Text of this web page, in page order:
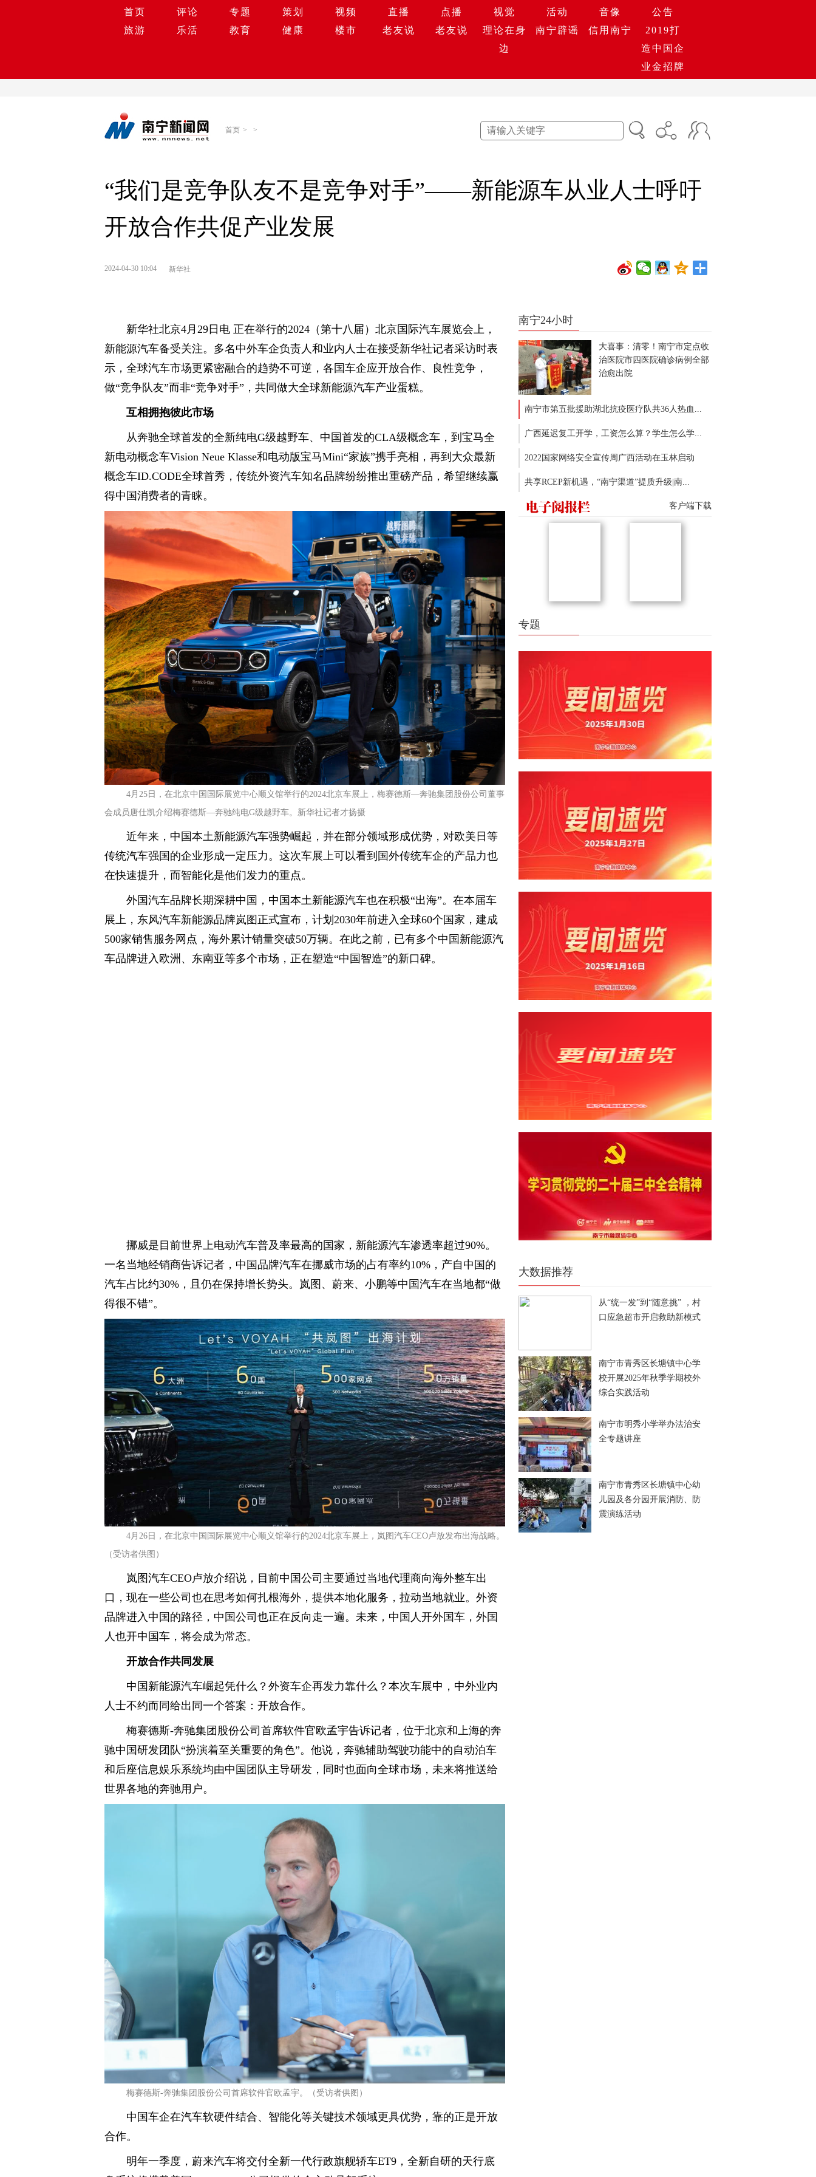
首页 评论 专题 策划 视频 直播 点播 视觉 活动 音像
公告
旅游
乐活 教育 健康 楼市 老友说 老友说
理论在身
边
南宁辟谣 信用南宁
2019打
造中国企
业金招牌
首页 > >
“我们是竞争队友不是竞争对手”——新能源车从业人士呼吁
开放合作共促产业发展
2024-04-30 10:04 新华社
新华社北京4月29日电 正在举行的2024（第十八届）北京国际汽车展览会上，
新能源汽车备受关注。多名中外车企负责人和业内人士在接受新华社记者采访时表
示，全球汽车市场更紧密融合的趋势不可逆，各国车企应开放合作、良性竞争，
做“竞争队友”而非“竞争对手”，共同做大全球新能源汽车产业蛋糕。
互相拥抱彼此市场
从奔驰全球首发的全新纯电G级越野车、中国首发的CLA级概念车，到宝马全
新电动概念车Vision Neue Klasse和电动版宝马Mini“家族”携手亮相，再到大众最新
概念车ID.CODE全球首秀，传统外资汽车知名品牌纷纷推出重磅产品，希望继续赢
得中国消费者的青睐。
4月25日，在北京中国国际展览中心顺义馆举行的2024北京车展上，梅赛德斯—奔驰集团股份公司董事
会成员唐仕凯介绍梅赛德斯—奔驰纯电G级越野车。新华社记者才扬摄
近年来，中国本土新能源汽车强势崛起，并在部分领域形成优势，对欧美日等
传统汽车强国的企业形成一定压力。这次车展上可以看到国外传统车企的产品力也
在快速提升，而智能化是他们发力的重点。
外国汽车品牌长期深耕中国，中国本土新能源汽车也在积极“出海”。在本届车
展上，东风汽车新能源品牌岚图正式宣布，计划2030年前进入全球60个国家，建成
500家销售服务网点，海外累计销量突破50万辆。在此之前，已有多个中国新能源汽
车品牌进入欧洲、东南亚等多个市场，正在塑造“中国智造”的新口碑。
挪威是目前世界上电动汽车普及率最高的国家，新能源汽车渗透率超过90%。
一名当地经销商告诉记者，中国品牌汽车在挪威市场的占有率约10%，产自中国的
汽车占比约30%，且仍在保持增长势头。岚图、蔚来、小鹏等中国汽车在当地都“做
得很不错”。
4月26日，在北京中国国际展览中心顺义馆举行的2024北京车展上，岚图汽车CEO卢放发布出海战略。
（受访者供图）
岚图汽车CEO卢放介绍说，目前中国公司主要通过当地代理商向海外整车出
口，现在一些公司也在思考如何扎根海外，提供本地化服务，拉动当地就业。外资
品牌进入中国的路径，中国公司也正在反向走一遍。未来，中国人开外国车，外国
人也开中国车，将会成为常态。
开放合作共同发展
中国新能源汽车崛起凭什么？外资车企再发力靠什么？本次车展中，中外业内
人士不约而同给出同一个答案：开放合作。
梅赛德斯-奔驰集团股份公司首席软件官欧孟宇告诉记者，位于北京和上海的奔
驰中国研发团队“扮演着至关重要的角色”。他说，奔驰辅助驾驶功能中的自动泊车
和后座信息娱乐系统均由中国团队主导研发，同时也面向全球市场，未来将推送给
世界各地的奔驰用户。
梅赛德斯-奔驰集团股份公司首席软件官欧孟宇。（受访者供图）
中国车企在汽车软硬件结合、智能化等关键技术领域更具优势，靠的正是开放
合作。
明年一季度，蔚来汽车将交付全新一代行政旗舰轿车ET9，全新自研的天行底
南宁24小时
大喜事：清零！南宁市定点收
治医院市四医院确诊病例全部
治愈出院
南宁市第五批援助湖北抗疫医疗队共36人热血...
广西延迟复工开学，工资怎么算？学生怎么学...
2022国家网络安全宣传周广西活动在玉林启动
共享RCEP新机遇，“南宁渠道”提质升级|南...
客户端下载
专题
大数据推荐
从“统一发”到“随意挑” ，村
口应急超市开启救助新模式
南宁市青秀区长塘镇中心学
校开展2025年秋季学期校外
综合实践活动
南宁市明秀小学举办法治安
全专题讲座
南宁市青秀区长塘镇中心幼
儿园及各分园开展消防、防
震演练活动